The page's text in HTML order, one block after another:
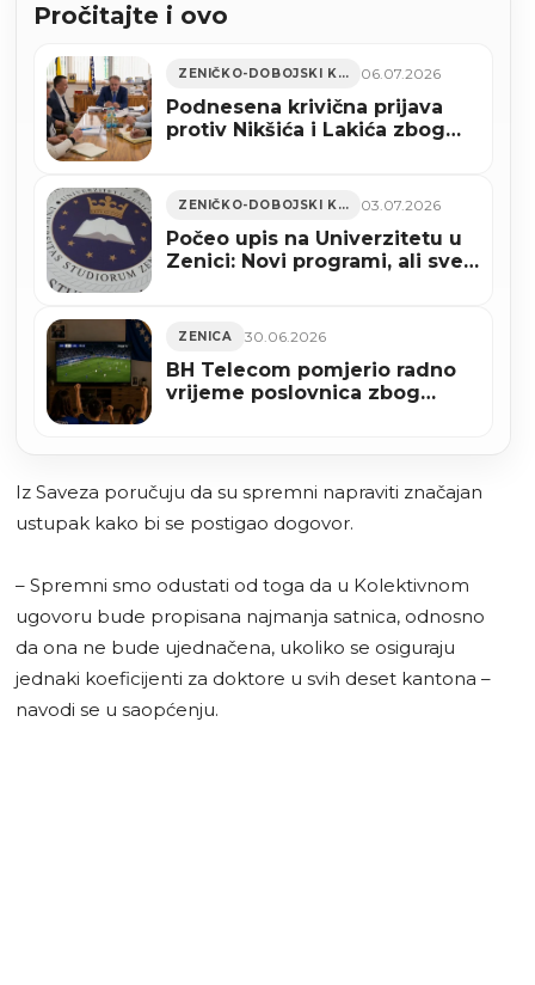
Pročitajte i ovo
ZENIČKO-DOBOJSKI KANTON 06.07.2026
Podnesena krivična prijava
protiv Nikšića i Lakića zbog
ZENIČKO-DOBOJSKI KANTON 03.07.2026
Počeo upis na Univerzitetu u
Zenici: Novi programi, ali sve
ZENICA 30.06.2026
BH Telecom pomjerio radno
vrijeme poslovnica zbog
Iz Saveza poručuju da su spremni napraviti značajan
ustupak kako bi se postigao dogovor.
– Spremni smo odustati od toga da u Kolektivnom
ugovoru bude propisana najmanja satnica, odnosno
da ona ne bude ujednačena, ukoliko se osiguraju
jednaki koeficijenti za doktore u svih deset kantona –
navodi se u saopćenju.